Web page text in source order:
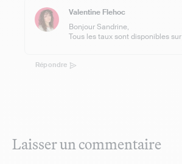
Valentine Flehoc
Bonjour Sandrine,
Tous les taux sont disponibles sur
Répondre
Laisser un commentaire